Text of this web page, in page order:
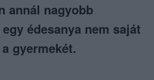
annál nagyobb
édesanya nem saját
gyermekét.